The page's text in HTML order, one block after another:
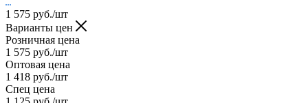
1 575 руб./шт
Варианты цен
Розничная цена
1 575 руб./шт
Оптовая цена
1 418 руб./шт
Спец цена